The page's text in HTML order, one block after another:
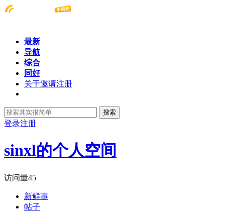
最新
导航
综合
同好
关于邀请注册
搜索
登录注册
sinxl的个人空间
访问量45
新鲜事
帖子